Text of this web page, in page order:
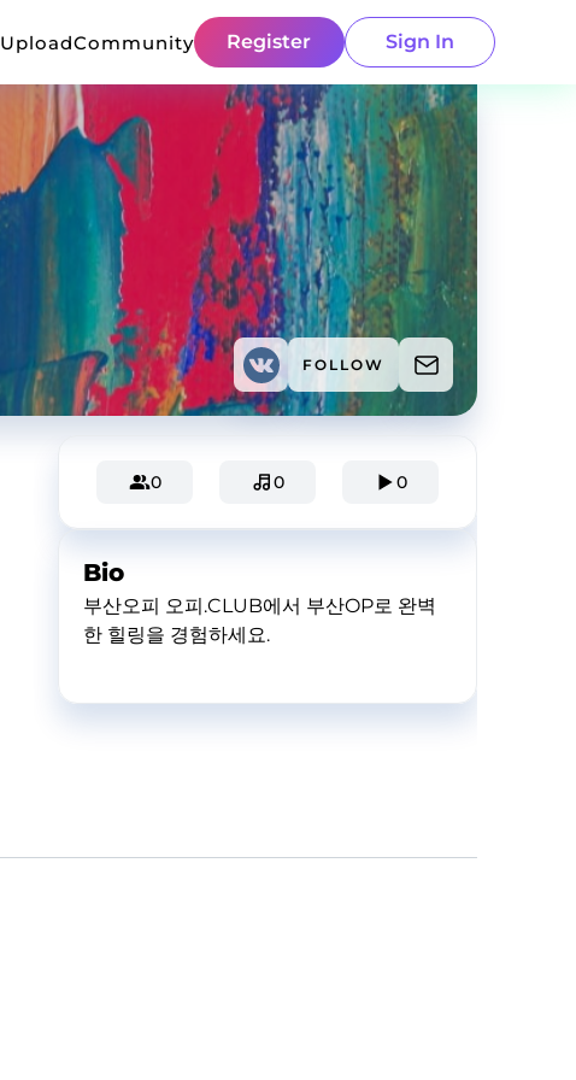
UploadCommunity Register Sign In
FOLLOW
0 0 0
Bio
부산오피 오피.CLUB에서 부산OP로 완벽
한 힐링을 경험하세요.